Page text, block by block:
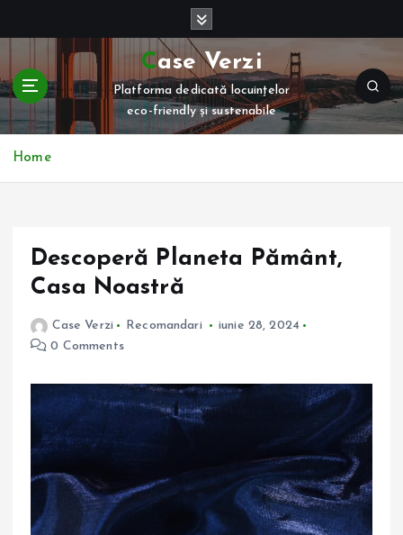
t
c
Case Verzi
Platforma dedicată locuințelor
eco-friendly și sustenabile
Home
Descoperă Planeta Pământ,
Casa Noastră
Case Verzi Recomandari
iunie 28, 2024
0 Comments